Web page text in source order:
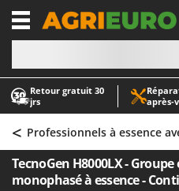
Retour gratuit 30
jrs
-1
A
Abris de jardin
Accessoires pour
Aérateurs
Arracheuses de
A
AgriEuro Premium
AgriEuro TOP-LINE
AGT
< Professionnels à essence
TecnoGen H8000LX -
monophasé à essence -